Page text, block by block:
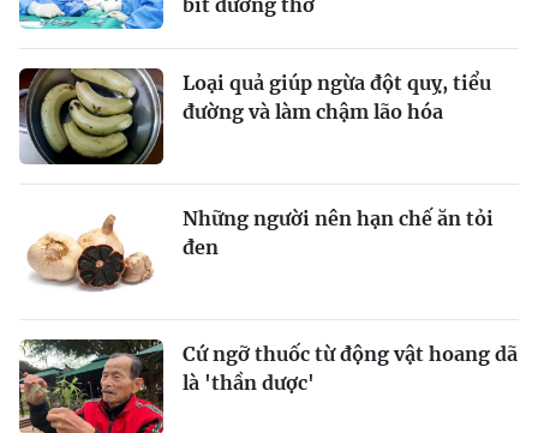
bít đường thở
Loại quả giúp ngừa đột quỵ, tiểu
đường và làm chậm lão hóa
Những người nên hạn chế ăn tỏi
đen
Cứ ngỡ thuốc từ động vật hoang dã
là 'thần dược'